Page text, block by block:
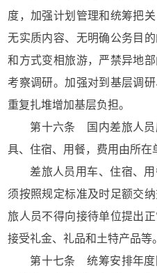
度，加强计划管理和统筹把
无实质内容、无明确公务目
和方式变相旅游，严禁异地
考察调研。加强对到基层调
重复扎堆增加基层负担。
第十六条 国内差旅人员
具、住宿、用餐，费用由所在
差旅人员用车、住宿、
须按照规定标准及时足额交
旅人员不得向接待单位提出
接受礼金、礼品和土特产品等。
第十七条 统筹安排年度